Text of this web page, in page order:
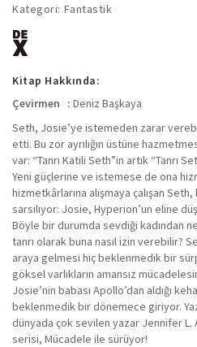
Kategori: Fantastik
Kitap Hakkında:
Çevirmen : Deniz Başkaya
Seth, Josie’ye istemeden zarar
etti. Bu zor ayrılığın üstüne
var: “Tanrı Katili Seth”in artık “Tanrı
Yeni güçlerine ve istemese de ona
hizmetkârlarına alışmaya çalışan
sarsılıyor: Josie, Hyperion’un eline
Böyle bir durumda sevdiği kadından
tanrı olarak buna nasıl izin verebilir?
araya gelmesi hiç beklenmedik bir
göksel varlıkların amansız
Josie’nin babası Apollo’dan aldığı
beklenmedik bir dönemece giriyor.
dünyada çok sevilen yazar Jennifer L.
serisi, Mücadele ile sürüyor!